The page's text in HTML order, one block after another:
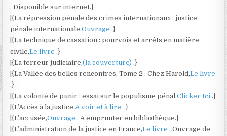
. Disponible sur internet.}
|{La répression pénale des crimes internationaux : justice
pénale internationale,Ouvrage.}
|{La technique de cassation : pourvois et arrêts en matière
civile,Le livre.}
|{La terreur judiciaire,(la couverture).}
|{La Vallée des belles rencontres, Tome 2 : Chez Harold,Le livre
.}
|{La volonté de punir : essai sur le populisme pénal,Clicker Ici.}
|{L’Accès à la justice,A voir et à lire..}
|{L’accusée,Ouvrage. A emprunter en bibliothèque.}
|{L’administration de la justice en France,Le livre. Ouvrage de